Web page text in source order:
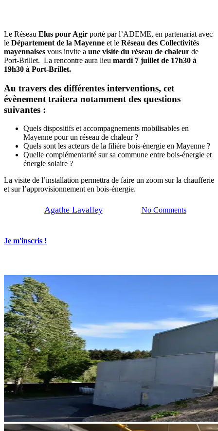
Actualités Mobiliser les collectivités et territoires
Visite d’un réseau de chaleur
urbain
Agathe Lavalley18 juin 2026 No Comments
Le Réseau Elus pour Agir porté par l’ADEME, en partenariat avec
le Département de la Mayenne et le Réseau des Collectivités
mayennaises vous invite a une visite du réseau de chaleur de
Port-Brillet. La rencontre aura lieu mardi 7 juillet de 17h30 à
19h30 à Port-Brillet.
Au travers des différentes interventions, cet
évènement traitera notamment des questions
suivantes :
Quels dispositifs et accompagnements mobilisables en
Mayenne pour un réseau de chaleur ?
Quels sont les acteurs de la filière bois-énergie en Mayenne ?
Quelle complémentarité sur sa commune entre bois-énergie et
énergie solaire ?
La visite de l’installation permettra de faire un zoom sur la chaufferie
et sur l’approvisionnement en bois-énergie.
Je m'inscris !